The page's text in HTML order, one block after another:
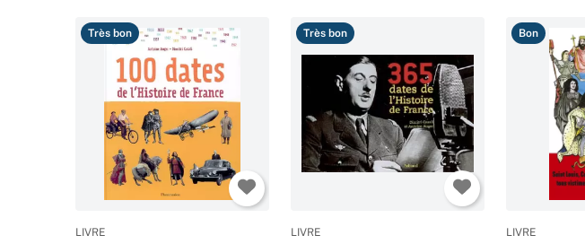
Très bon
LIVRE
Très bon
LIVRE
Bon
LIVRE